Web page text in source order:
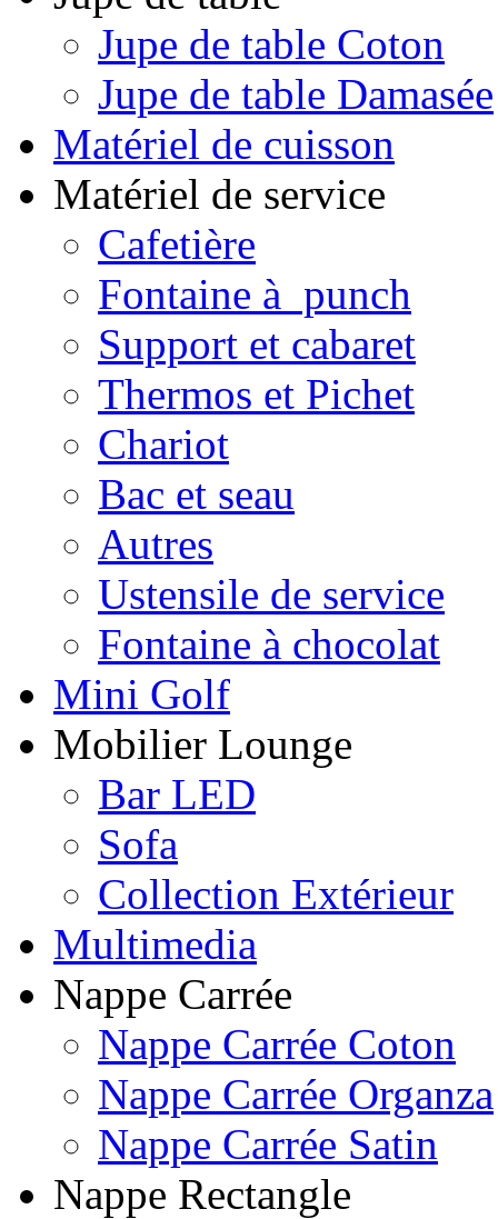
Jupe de table Coton
Jupe de table Damasée
Matériel de cuisson
Matériel de service
Cafetière
Fontaine à punch
Support et cabaret
Thermos et Pichet
Chariot
Bac et seau
Autres
Ustensile de service
Fontaine à chocolat
Mini Golf
Mobilier Lounge
Bar LED
Sofa
Collection Extérieur
Multimedia
Nappe Carrée
Nappe Carrée Coton
Nappe Carrée Organza
Nappe Carrée Satin
Nappe Rectangle